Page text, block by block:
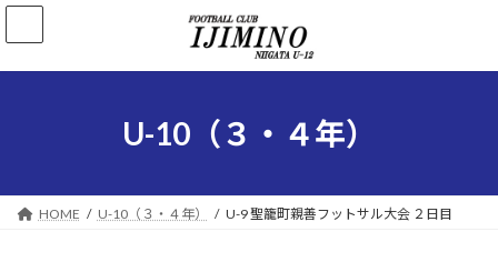
コ
ン
ナ
ー
U-10（３・４年）
HOME U-10（３・４年） U-9 聖籠町親善フットサル大会 ２日目